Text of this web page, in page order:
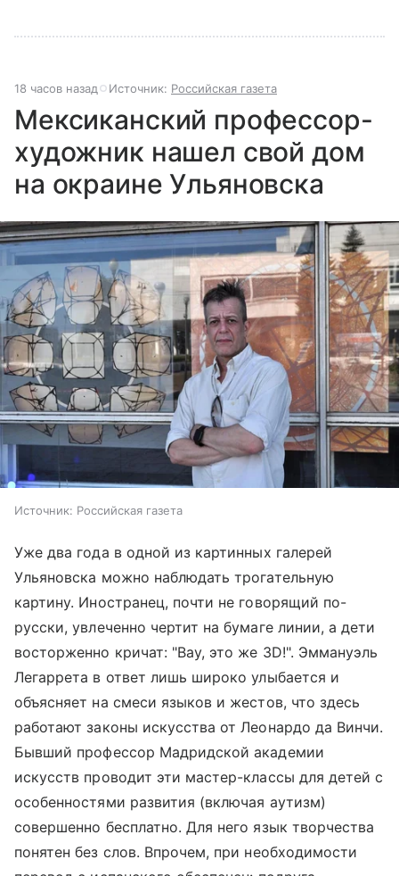
18 часов назад Источник: Российская газета
Мексиканский профессор-
художник нашел свой дом
на окраине Ульяновска
Источник: Российская газета
Уже два года в одной из картинных галерей
Ульяновска можно наблюдать трогательную
картину. Иностранец, почти не говорящий по-
русски, увлеченно чертит на бумаге линии, а дети
восторженно кричат: "Вау, это же 3D!". Эммануэль
Легаррета в ответ лишь широко улыбается и
объясняет на смеси языков и жестов, что здесь
работают законы искусства от Леонардо да Винчи.
Бывший профессор Мадридской академии
искусств проводит эти мастер-классы для детей с
особенностями развития (включая аутизм)
совершенно бесплатно. Для него язык творчества
понятен без слов. Впрочем, при необходимости